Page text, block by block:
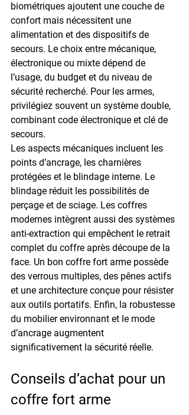
biométriques ajoutent une couche de
confort mais nécessitent une
alimentation et des dispositifs de
secours. Le choix entre mécanique,
électronique ou mixte dépend de
l’usage, du budget et du niveau de
sécurité recherché. Pour les armes,
privilégiez souvent un système double,
combinant code électronique et clé de
secours.
Les aspects mécaniques incluent les
points d’ancrage, les charnières
protégées et le blindage interne. Le
blindage réduit les possibilités de
perçage et de sciage. Les coffres
modernes intègrent aussi des systèmes
anti-extraction qui empêchent le retrait
complet du coffre après découpe de la
face. Un bon coffre fort arme possède
des verrous multiples, des pênes actifs
et une architecture conçue pour résister
aux outils portatifs. Enfin, la robustesse
du mobilier environnant et le mode
d’ancrage augmentent
significativement la sécurité réelle.
Conseils d’achat pour un
coffre fort arme